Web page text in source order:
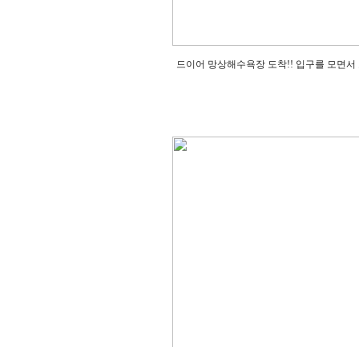
드이어 망상해수욕장 도착!! 입구를 모면